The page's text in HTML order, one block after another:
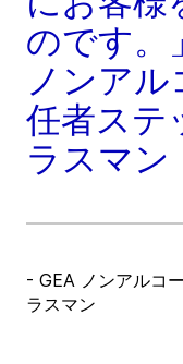
のです。
ノンアル
任者ステ
ラスマン
- GEA ノンアルコ
ラスマン